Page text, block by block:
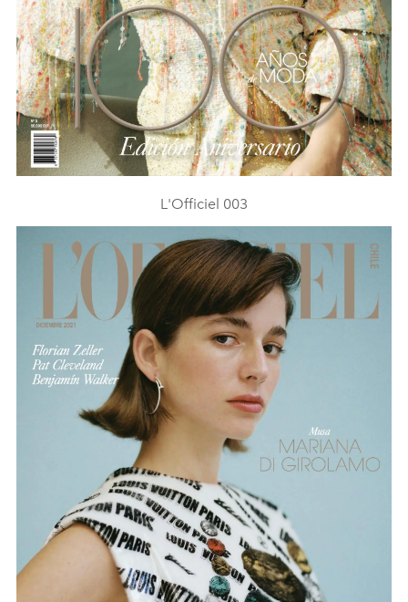
L'Officiel 003